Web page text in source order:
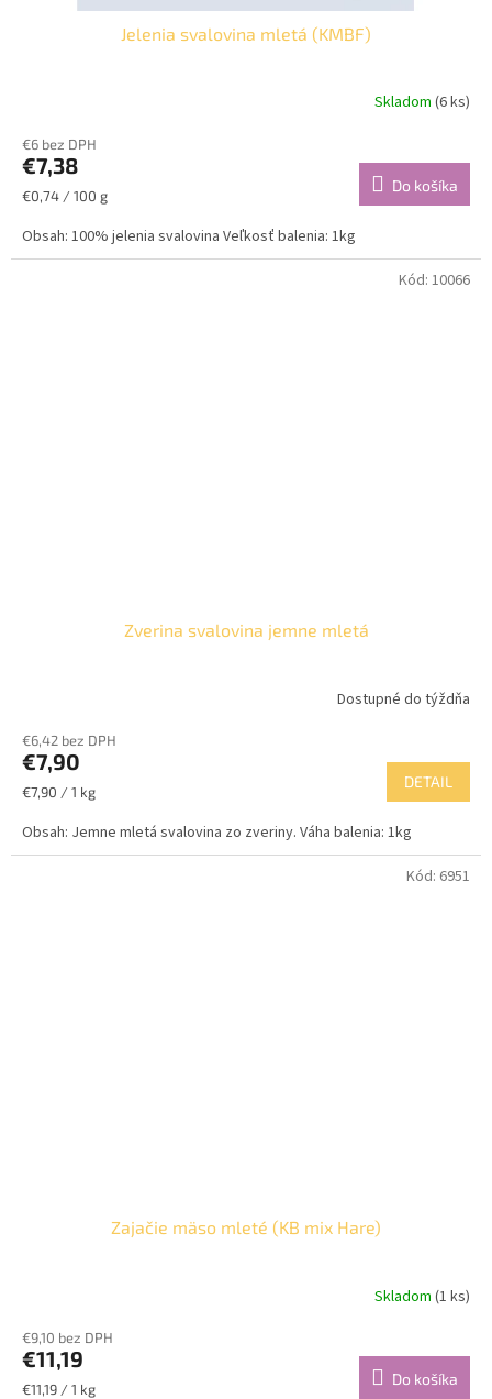
Jelenia svalovina mletá (KMBF)
Skladom (6 ks)
€6 bez DPH
€7,38
Jednotková
€0,74 / 100 g
Do košíka
Obsah: 100% jelenia svalovina Veľkosť balenia: 1kg
Zverina svalovina jemne mletá
Dostupné do týždňa
€6,42 bez DPH
€7,90
Jednotková
€7,90 / 1 kg
DETAIL
Obsah: Jemne mletá svalovina zo zveriny. Váha balenia: 1kg
Kód: 10066
Zajačie mäso mleté (KB mix Hare)
Skladom (1 ks)
€9,10 bez DPH
€11,19
Jednotková
€11,19 / 1 kg
Do košíka
Kód: 6951